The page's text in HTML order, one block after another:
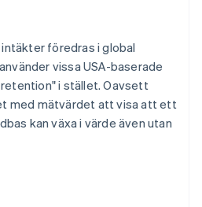
föredras i global
vissa USA-baserade
i stället. Oavsett
med mätvärdet att visa att ett
kan växa i värde även utan